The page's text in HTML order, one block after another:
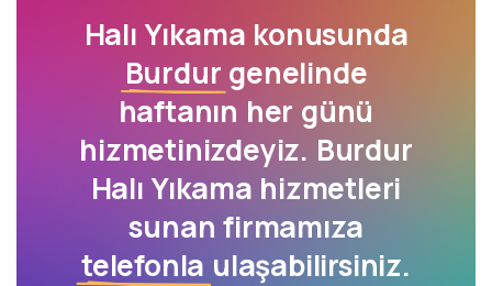
Halı Yıkama konusunda
Burdur genelinde
haftanın her günü
hizmetinizdeyiz. Burdur
Halı Yıkama hizmetleri
sunan firmamıza
telefonla ulaşabilirsiniz.